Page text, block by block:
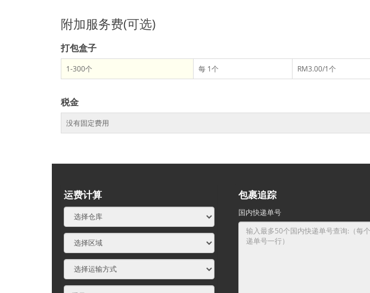
附加服务费(可选)
打包盒子
1-300个 每 1个 RM3.00/1个
税金
没有固定费用
运费计算 包裹追踪
国内快递单号